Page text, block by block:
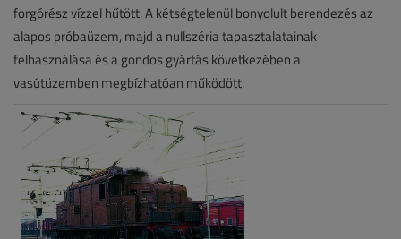
forgórész vízzel hűtött. A kétségtelenül bonyolult berendezés az
alapos próbaüzem, majd a nullszéria tapasztalatainak
felhasználása és a gondos gyártás következében a
vasútüzemben megbízhatóan működött.